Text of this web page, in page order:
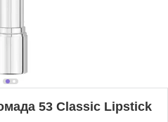
53 Classic Lipstick